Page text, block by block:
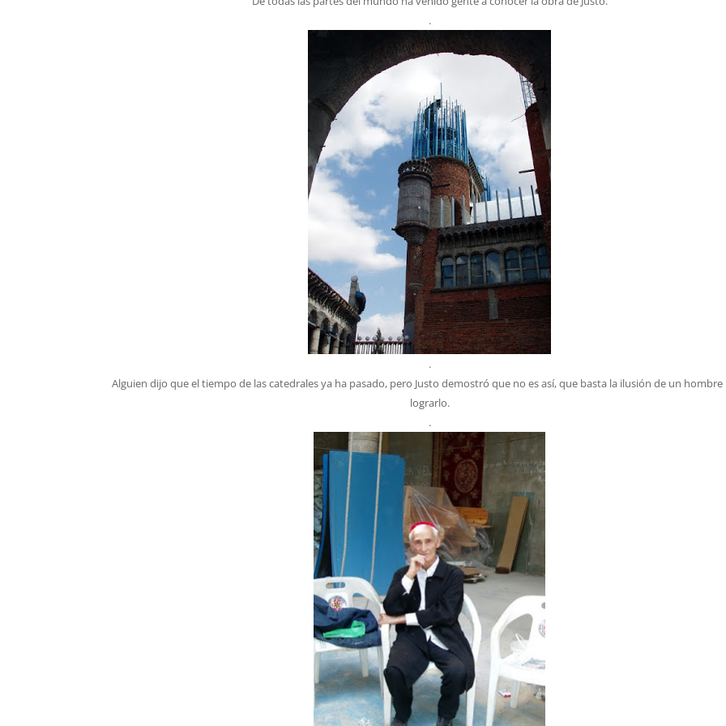
.
.
Alguien dijo que el tiempo de las catedrales ya ha pasado, pero Justo demostró que no es así, que basta la ilusión de un hombre
lograrlo.
.